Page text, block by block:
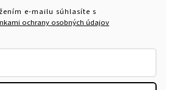
e-mailu súhlasíte s
ochrany osobných údajov